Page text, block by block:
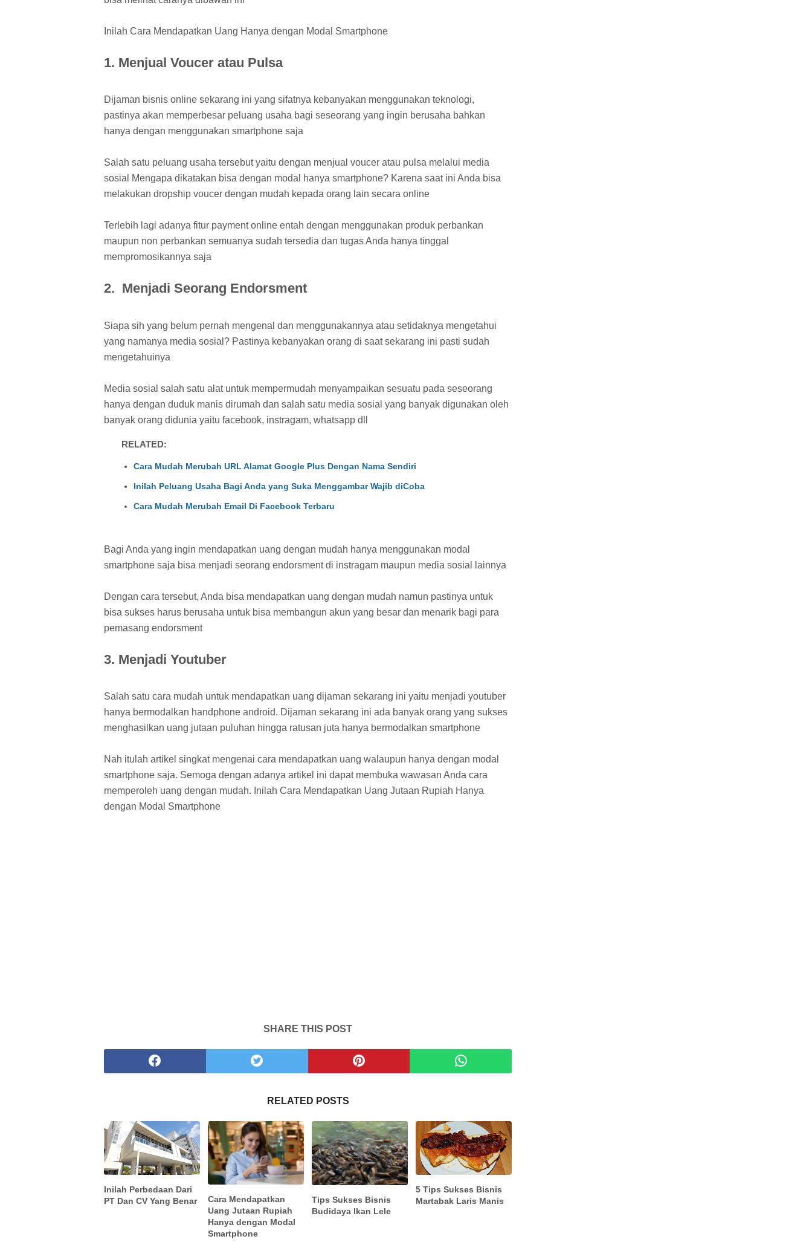
Inilah Cara Mendapatkan Uang Hanya dengan Modal Smartphone
1. Menjual Voucer atau Pulsa
Dijaman bisnis online sekarang ini yang sifatnya kebanyakan menggunakan teknologi,
pastinya akan memperbesar peluang usaha bagi seseorang yang ingin berusaha bahkan
hanya dengan menggunakan smartphone saja
Salah satu peluang usaha tersebut yaitu dengan menjual voucer atau pulsa melalui media
sosial Mengapa dikatakan bisa dengan modal hanya smartphone? Karena saat ini Anda bisa
melakukan dropship voucer dengan mudah kepada orang lain secara online
Terlebih lagi adanya fitur payment online entah dengan menggunakan produk perbankan
maupun non perbankan semuanya sudah tersedia dan tugas Anda hanya tinggal
mempromosikannya saja
2. Menjadi Seorang Endorsment
Siapa sih yang belum pernah mengenal dan menggunakannya atau setidaknya mengetahui
yang namanya media sosial? Pastinya kebanyakan orang di saat sekarang ini pasti sudah
mengetahuinya
Media sosial salah satu alat untuk mempermudah menyampaikan sesuatu pada seseorang
hanya dengan duduk manis dirumah dan salah satu media sosial yang banyak digunakan oleh
banyak orang didunia yaitu facebook, instragam, whatsapp dll
RELATED:
Cara Mudah Merubah URL Alamat Google Plus Dengan Nama Sendiri
Inilah Peluang Usaha Bagi Anda yang Suka Menggambar Wajib diCoba
Cara Mudah Merubah Email Di Facebook Terbaru
Bagi Anda yang ingin mendapatkan uang dengan mudah hanya menggunakan modal
smartphone saja bisa menjadi seorang endorsment di instragam maupun media sosial lainnya
Dengan cara tersebut, Anda bisa mendapatkan uang dengan mudah namun pastinya untuk
bisa sukses harus berusaha untuk bisa membangun akun yang besar dan menarik bagi para
pemasang endorsment
3. Menjadi Youtuber
Salah satu cara mudah untuk mendapatkan uang dijaman sekarang ini yaitu menjadi youtuber
hanya bermodalkan handphone android. Dijaman sekarang ini ada banyak orang yang sukses
menghasilkan uang jutaan puluhan hingga ratusan juta hanya bermodalkan smartphone
Nah itulah artikel singkat mengenai cara mendapatkan uang walaupun hanya dengan modal
smartphone saja. Semoga dengan adanya artikel ini dapat membuka wawasan Anda cara
memperoleh uang dengan mudah. Inilah Cara Mendapatkan Uang Jutaan Rupiah Hanya
dengan Modal Smartphone
SHARE THIS POST
RELATED POSTS
Inilah Perbedaan Dari
PT Dan CV Yang Benar
Cara Mendapatkan
Uang Jutaan Rupiah
Hanya dengan Modal
Smartphone
Tips Sukses Bisnis
Budidaya Ikan Lele
5 Tips Sukses Bisnis
Martabak Laris Manis